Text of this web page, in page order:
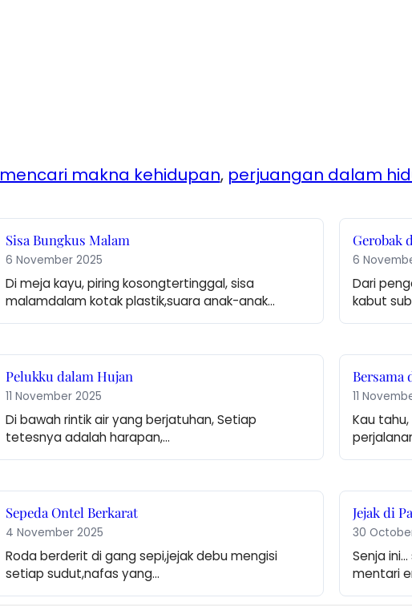
mencari makna kehidupan, perjuangan dalam
Sisa Bungkus Malam
6 November 2025
Di meja kayu, piring kosongtertinggal, sisa
malamdalam kotak plastik,suara anak-anak…
Gerobak
6
Dari
kabut
Pelukku dalam Hujan
11 November 2025
Di bawah rintik air yang berjatuhan, Setiap
tetesnya adalah harapan,…
Bersama
11
Kau
Sepeda Ontel Berkarat
4 November 2025
Roda berderit di gang sepi,jejak debu mengisi
setiap sudut,nafas yang…
Jejak di
30
Senja
mentari